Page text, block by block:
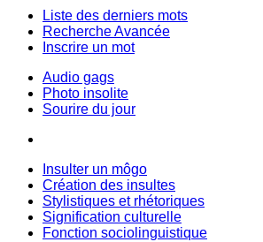
Liste des derniers mots
Recherche Avancée
Inscrire un mot
Audio gags
Photo insolite
Sourire du jour
Insulter un môgo
Création des insultes
Stylistiques et rhétoriques
Signification culturelle
Fonction sociolinguistique